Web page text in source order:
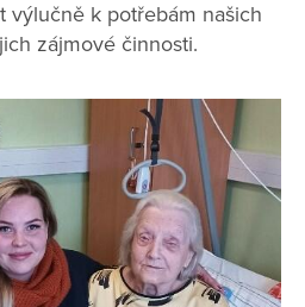
výlučně k potřebám našich
zájmové činnosti.